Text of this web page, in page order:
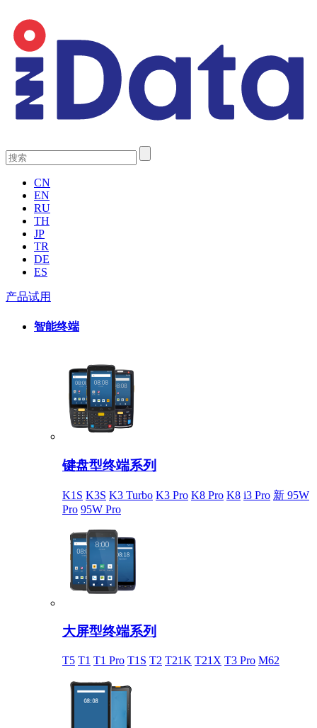
CN
EN
RU
TH
JP
TR
DE
ES
产品试用
智能终端
键盘型终端系列
K1S K3S K3 Turbo K3 Pro K8 Pro K8 i3 Pro 新 95W
Pro 95W Pro
大屏型终端系列
T5 T1 T1 Pro T1S T2 T21K T21X T3 Pro M62